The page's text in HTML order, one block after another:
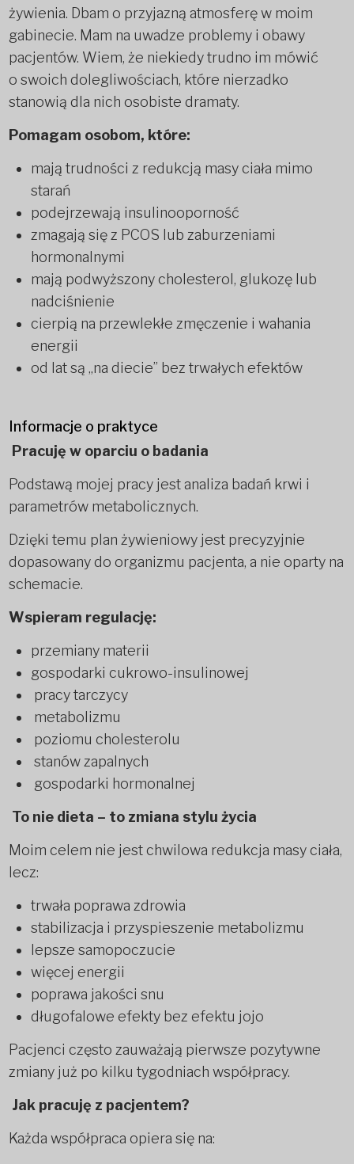
żywienia. Dbam o przyjazną atmosferę w moim
gabinecie. Mam na uwadze problemy i obawy
pacjentów. Wiem, że niekiedy trudno im mówić
o swoich dolegliwościach, które nierzadko
stanowią dla nich osobiste dramaty.
Pomagam osobom, które:
mają trudności z redukcją masy ciała mimo
starań
podejrzewają insulinooporność
zmagają się z PCOS lub zaburzeniami
hormonalnymi
mają podwyższony cholesterol, glukozę lub
nadciśnienie
cierpią na przewlekłe zmęczenie i wahania
energii
od lat są „na diecie” bez trwałych efektów
Informacje o praktyce
Pracuję w oparciu o badania
Podstawą mojej pracy jest analiza badań krwi i
parametrów metabolicznych.
Dzięki temu plan żywieniowy jest precyzyjnie
dopasowany do organizmu pacjenta, a nie oparty na
schemacie.
Wspieram regulację:
przemiany materii
gospodarki cukrowo-insulinowej
pracy tarczycy
metabolizmu
poziomu cholesterolu
stanów zapalnych
gospodarki hormonalnej
To nie dieta – to zmiana stylu życia
Moim celem nie jest chwilowa redukcja masy ciała,
lecz:
trwała poprawa zdrowia
stabilizacja i przyspieszenie metabolizmu
lepsze samopoczucie
więcej energii
poprawa jakości snu
długofalowe efekty bez efektu jojo
Pacjenci często zauważają pierwsze pozytywne
zmiany już po kilku tygodniach współpracy.
Jak pracuję z pacjentem?
Każda współpraca opiera się na: